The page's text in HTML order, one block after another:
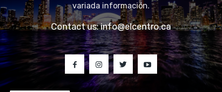
variada información.
Contact us:info@elcentro.ca